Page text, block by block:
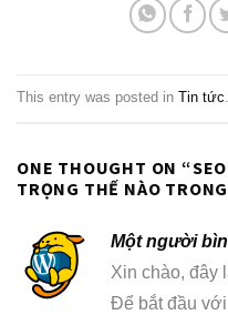
This entry was posted in Tin tức
ONE THOUGHT ON “
TRỌNG THẾ NÀO
Một người
Xin chào, đây
Để bắt đầu